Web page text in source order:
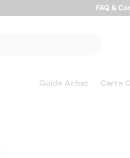
Paiement en
FAQ &
Guide Achat Carte